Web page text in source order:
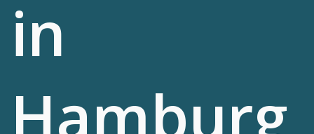
in
Hamburg